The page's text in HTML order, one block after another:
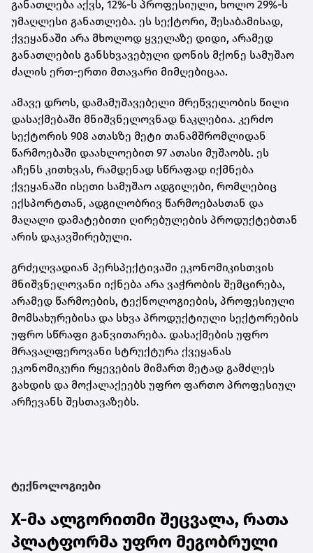
განათლება აქვს, 12%-ს პროფესიული, ხოლო 29%-ს
უმაღლესი განათლება. ეს სექტორი, შესაბამისად,
ქვეყანაში არა მხოლოდ ყველაზე დიდი, არამედ
განათლების განსხვავებული დონის მქონე სამუშაო
ძალის ერთ-ერთი მთავარი მიმღებიცაა.
ამავე დროს, დამამუშავებელი მრეწველობის წილი
დასაქმებაში მნიშვნელოვნად ნაკლებია. კერძო
სექტორის 908 ათასზე მეტი თანამშრომლიდან
წარმოებაში დაახლოებით 97 ათასი მუშაობს. ეს
აჩენს კითხვას, რამდენად სწრაფად იქმნება
ქვეყანაში ისეთი სამუშაო ადგილები, რომლებიც
ექსპორტთან, ადგილობრივ წარმოებასთან და
მაღალი დამატებითი ღირებულების პროდუქტებთან
არის დაკავშირებული.
გრძელვადიან პერსპექტივაში ეკონომიკისთვის
მნიშვნელოვანი იქნება არა ვაჭრობის შემცირება,
არამედ წარმოების, ტექნოლოგიების, პროფესიული
მომსახურებისა და სხვა პროდუქტიული სექტორების
უფრო სწრაფი განვითარება. დასაქმების უფრო
მრავალფეროვანი სტრუქტურა ქვეყანას
ეკონომიკური რყევების მიმართ მეტად გამძლეს
გახდის და მოქალაქეებს უფრო ფართო პროფესიულ
არჩევანს შესთავაზებს.
ტექნოლოგიები
X-მა ალგორითმი შეცვალა, რათა
პლატფორმა უფრო მეგობრული